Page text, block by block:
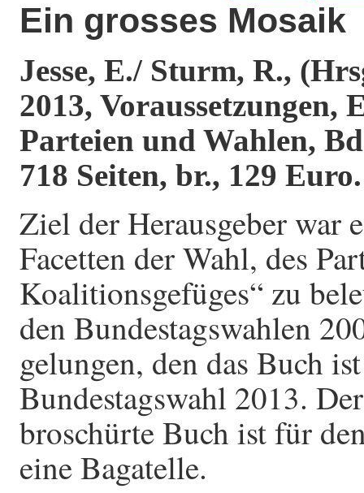
Ein grosses Mosaik
Jesse, E./ Sturm, R.,
2013, Voraussetzungen,
Parteien und Wahlen,
718 Seiten, br., 129 Euro.
Ziel der Herausgeber war
Facetten der Wahl, des
Koalitionsgefüges“ zu
den Bundestagswahlen
gelungen, den das Buch
Bundestagswahl 2013.
broschürte Buch ist für
eine Bagatelle.